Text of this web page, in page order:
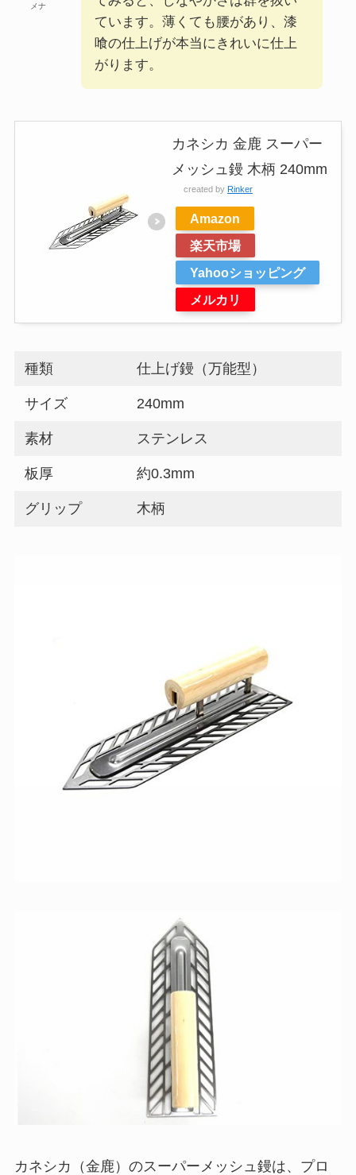
メナ
ています。薄くても腰があり、漆
喰の仕上げが本当にきれいに仕上
がります。
カネシカ 金鹿 スーパー
メッシュ鏝 木柄 240mm
created by Rinker
Amazon
楽天市場
Yahooショッピング
メルカリ
種類 仕上げ鏝（万能型）
サイズ 240mm
素材 ステンレス
板厚 約0.3mm
グリップ 木柄
カネシカ（金鹿）のスーパーメッシュ鏝は、プロ